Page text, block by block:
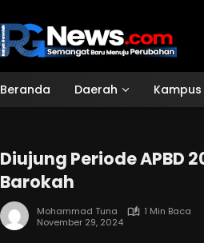
Beranda Daerah Kampus
Diujung Periode APBD
Barokah
Mohammad Tuna
1 Min Baca
November 29, 2024